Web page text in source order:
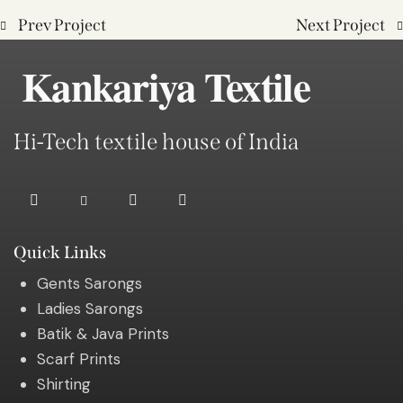
Prev Project Next Project
Kankariya Textile
Hi-Tech textile house of India
Quick Links
Gents Sarongs
Ladies Sarongs
Batik & Java Prints
Scarf Prints
Shirting